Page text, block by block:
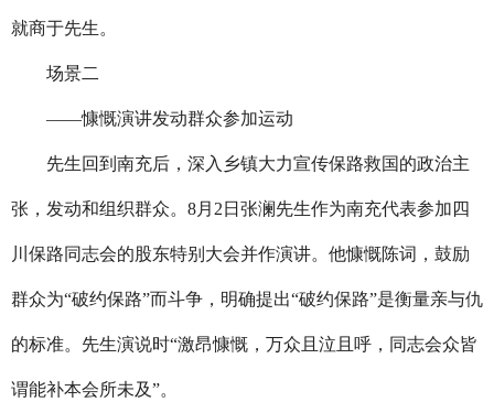
就商于先生。
场景二
——慷慨演讲发动群众参加运动
先生回到南充后，深入乡镇大力宣传保路救国的政治主
张，发动和组织群众。 8月 2 日张澜先生作为南充代表参加四
川保路同志会的股东特别大会并作演讲。他慷慨陈词，鼓励
群众为“破约保路”而斗争，明确提出“破约保路”是衡量亲与仇
的标准。先生演说时“激昂慷慨，万众且泣且呼，同志会众皆
谓能补本会所未及”。